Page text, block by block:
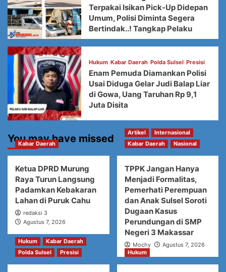
Terpakai Isikan Pick-Up Didepan
Umum, Polisi Diminta Segera
Bertindak..! Tangkap Pelaku
Hukum Kabar Daerah Polda Sulsel Presisi
Enam Pemuda Diamankan Polisi
Usai Diduga Gelar Judi Balap Liar
di Gowa, Uang Taruhan Rp 9,1
Juta Disita
You may have missed
Kabar Daerah
Ketua DPRD Murung
Raya Turun Langsung
Padamkan Kebakaran
Lahan di Puruk Cahu
redaksi 3
Agustus 7, 2026
Artikel
Internasional
Kabar Daerah
Nasional
TPPK Jangan Hanya
Menjadi Formalitas,
Pemerhati Perempuan
dan Anak Sulsel Soroti
Dugaan Kasus
Perundungan di SMP
Negeri 3 Makassar
Mochy Agustus 7, 2026
Hukum
Kabar Daerah
Polda Sulsel
Presisi Hukum